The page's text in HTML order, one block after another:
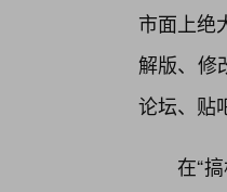
市面上绝
解版、修
论坛、贴
在“